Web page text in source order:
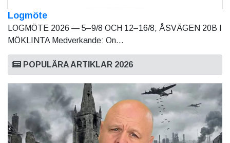
Logmöte
LOGMÖTE 2026 — 5–9/8 OCH 12–16/8, ÅSVÄGEN 20B I
MÖKLINTA Medverkande: On...
POPULÄRA ARTIKLAR 2026